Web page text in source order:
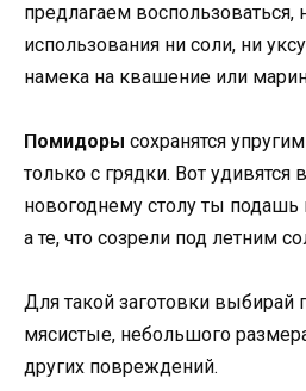
предлагаем воспользоваться,
использования ни соли, ни
намека на квашение или
Помидоры сохранятся
только с грядки. Вот удивятся
новогоднему столу ты
а те, что созрели под летним
Для такой заготовки
мясистые, небольшого
других повреждений.